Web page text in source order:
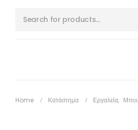
Home Κατάστημα Εργαλεία,